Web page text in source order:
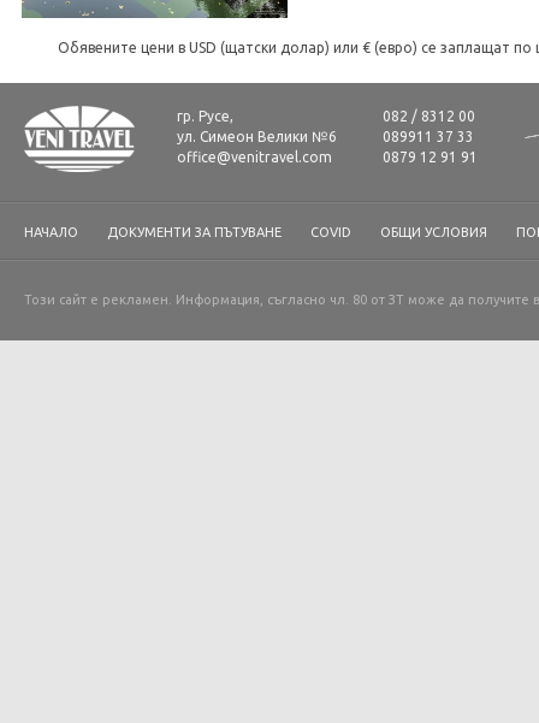
Обявените цени в USD (щатски долар) или € (евро) се заплащат
гр. Русе,
ул. Симеон Велики №6
office@venitravel.com
082 / 8312 00
089911 37 33
0879 12 91 91
НАЧАЛО ДОКУМЕНТИ ЗА ПЪТУВАНЕ COVID ОБЩИ УСЛОВИЯ
Този сайт е рекламен. Информация, съгласно чл. 80 от ЗТ може да получите